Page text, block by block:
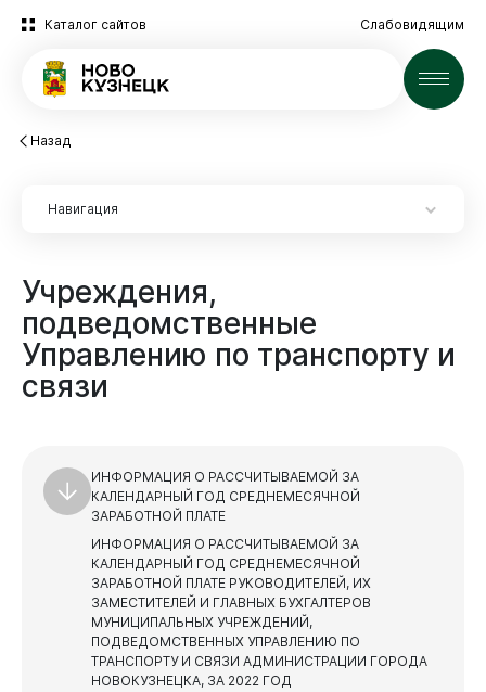
Каталог сайтов Слабовидящим
Новости
Новокузнецк
Администрация
Назад
Учреждения,
подведомственные
Управлению по транспорту и
связи
Навигация
Экспертиза НПА
Экспертиза НПА
Противодействие коррупции
Нормативные правовые акты
Сведения о доходах, расходах, об имуществе и
обязательствах имущественного характера
Комиссия по соблюдению требований к служебному
Среднемесячная заработная плата
Учреждения, подведомственные администрации
города Новокузнецка
Учреждения и предприятия, подведомственные
Комитету по управлению муниципальным имуществом
ИНФОРМАЦИЯ О РАССЧИТЫВАЕМОЙ ЗА
КАЛЕНДАРНЫЙ ГОД СРЕДНЕМЕСЯЧНОЙ
ЗАРАБОТНОЙ ПЛАТЕ
ИНФОРМАЦИЯ О РАССЧИТЫВАЕМОЙ ЗА
КАЛЕНДАРНЫЙ ГОД СРЕДНЕМЕСЯЧНОЙ
ЗАРАБОТНОЙ ПЛАТЕ РУКОВОДИТЕЛЕЙ, ИХ
ЗАМЕСТИТЕЛЕЙ И ГЛАВНЫХ БУХГАЛТЕРОВ
МУНИЦИПАЛЬНЫХ УЧРЕЖДЕНИЙ,
ПОДВЕДОМСТВЕННЫХ УПРАВЛЕНИЮ ПО
ТРАНСПОРТУ И СВЯЗИ АДМИНИСТРАЦИИ ГОРОДА
НОВОКУЗНЕЦКА, ЗА 2022 ГОД